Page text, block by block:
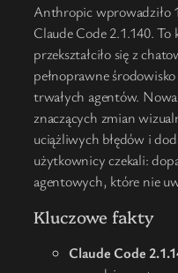
Anthropic wprowadziło
Claude Code 2.1.140.
przekształciło się z
pełnoprawne
trwałych agentów.
znaczących zmian
uciążliwych błędów i
użytkownicy czekali:
agentowych, które nie
Kluczowe fakty
Claude Code